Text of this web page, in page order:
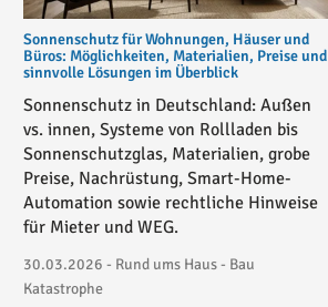
Sonnenschutz für Wohnungen, Häuser und
Büros: Möglichkeiten, Materialien, Preise und
sinnvolle Lösungen im Überblick
Sonnenschutz in Deutschland: Außen
vs. innen, Systeme von Rollladen bis
Sonnenschutzglas, Materialien, grobe
Preise, Nachrüstung, Smart-Home-
Automation sowie rechtliche Hinweise
für Mieter und WEG.
30.03.2026 - Rund ums Haus - Bau
Katastrophe